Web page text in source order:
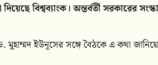
বিশ্বব্যাংক। অন্তর্বর্তী সরকারের
মুহাম্মদ ইউনূসের সঙ্গে বৈঠকে এ কথা